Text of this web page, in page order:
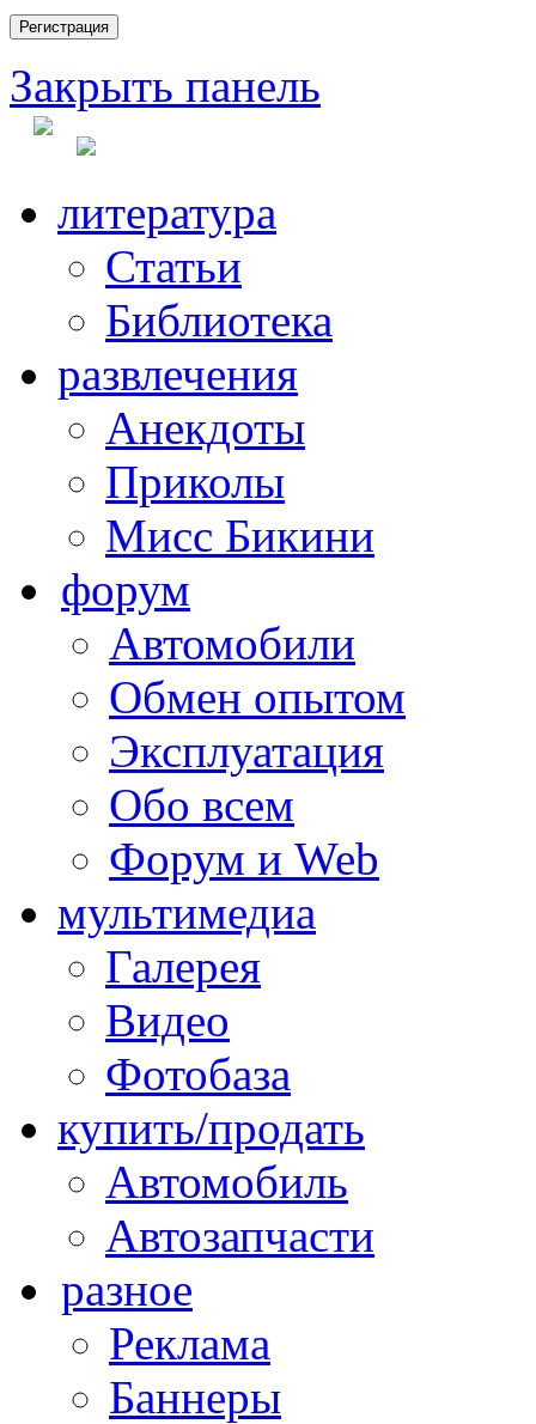
Закрыть панель
литература
Статьи
Библиотека
развлечения
Анекдоты
Приколы
Мисс Бикини
форум
Автомобили
Обмен опытом
Эксплуатация
Обо всем
Форум и Web
мультимедиа
Галерея
Видео
Фотобаза
купить/продать
Автомобиль
Автозапчасти
разное
Реклама
Баннеры